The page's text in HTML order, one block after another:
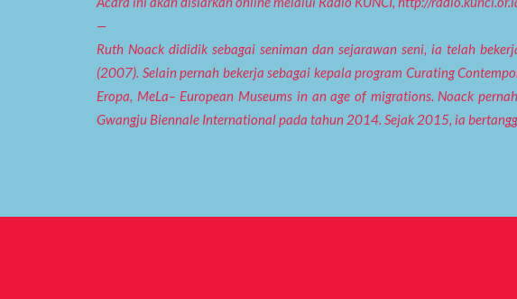
—
Ruth Noack dididik sebagai seniman dan sejarawan seni, ia telah
(2007). Selain pernah bekerja sebagai kepala program Curating
Eropa, MeLa– European Museums in an age of migrations. Noack
Gwangju Biennale International pada tahun 2014. Sejak 2015, ia